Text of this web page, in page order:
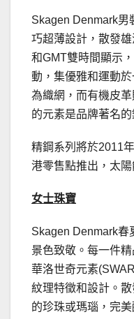
Skagen Denmark男
巧超薄設計，散發
和GMT雙時間顯示
動，集優雅和運動
為織網，而有機皮
的元素是品牌著名的
精鋼系列將於2011
港零售點推出，太
女士珠寶
Skagen Denmark春
景色致敬。每一件
華洛世奇元素
紋理特徵和設計。
的珍珠或瑪瑙，完